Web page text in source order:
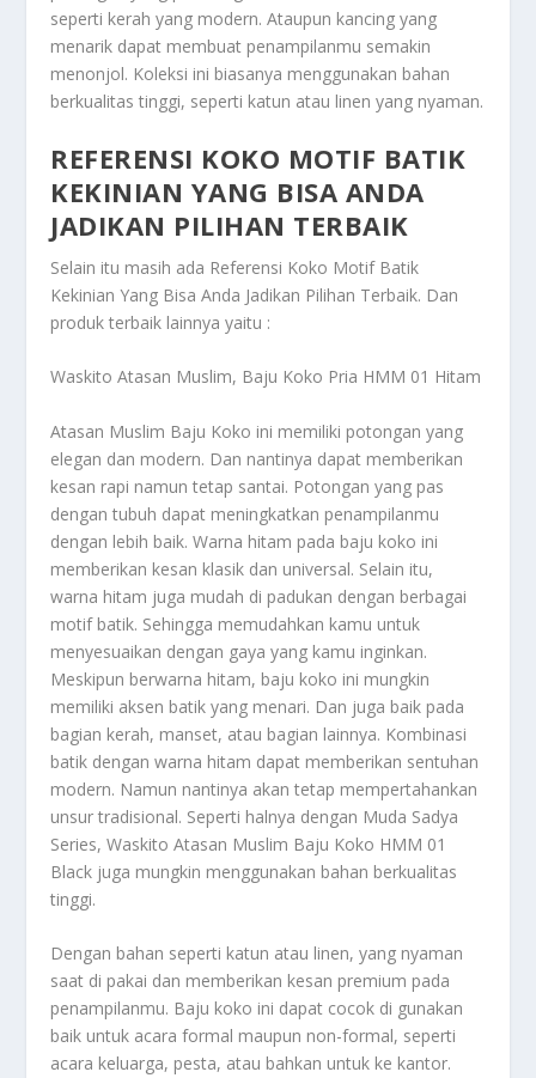
seperti kerah yang modern. Ataupun kancing yang
menarik dapat membuat penampilanmu semakin
menonjol. Koleksi ini biasanya menggunakan bahan
berkualitas tinggi, seperti katun atau linen yang nyaman.
REFERENSI KOKO MOTIF BATIK
KEKINIAN YANG BISA ANDA
JADIKAN PILIHAN TERBAIK
Selain itu masih ada Referensi Koko Motif Batik
Kekinian Yang Bisa Anda Jadikan Pilihan Terbaik. Dan
produk terbaik lainnya yaitu :
Waskito Atasan Muslim, Baju Koko Pria HMM 01 Hitam
Atasan Muslim Baju Koko ini memiliki potongan yang
elegan dan modern. Dan nantinya dapat memberikan
kesan rapi namun tetap santai. Potongan yang pas
dengan tubuh dapat meningkatkan penampilanmu
dengan lebih baik. Warna hitam pada baju koko ini
memberikan kesan klasik dan universal. Selain itu,
warna hitam juga mudah di padukan dengan berbagai
motif batik. Sehingga memudahkan kamu untuk
menyesuaikan dengan gaya yang kamu inginkan.
Meskipun berwarna hitam, baju koko ini mungkin
memiliki aksen batik yang menari. Dan juga baik pada
bagian kerah, manset, atau bagian lainnya. Kombinasi
batik dengan warna hitam dapat memberikan sentuhan
modern. Namun nantinya akan tetap mempertahankan
unsur tradisional. Seperti halnya dengan Muda Sadya
Series, Waskito Atasan Muslim Baju Koko HMM 01
Black juga mungkin menggunakan bahan berkualitas
tinggi.
Dengan bahan seperti katun atau linen, yang nyaman
saat di pakai dan memberikan kesan premium pada
penampilanmu. Baju koko ini dapat cocok di gunakan
baik untuk acara formal maupun non-formal, seperti
acara keluarga, pesta, atau bahkan untuk ke kantor.